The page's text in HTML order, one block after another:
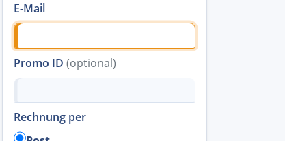
E-Mail
Promo ID (optional)
Rechnung per